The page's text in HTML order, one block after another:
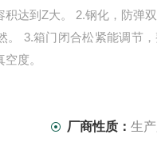
达到Z大。 2.钢化，防弹
。 3.箱门闭合松紧能调节
度。
厂商性质：生